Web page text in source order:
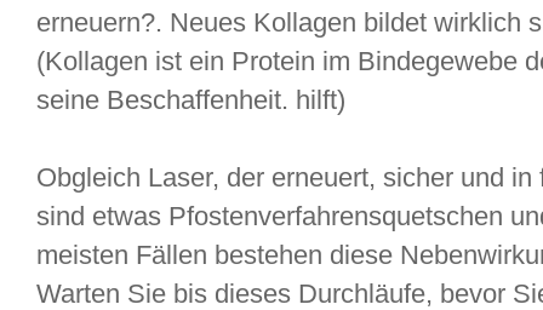
erneuern?. Neues Kollagen bildet wirklich
(Kollagen ist ein Protein im Bindegewebe
seine Beschaffenheit. hilft)
Obgleich Laser, der erneuert, sicher und
sind etwas Pfostenverfahrensquetschen
meisten Fällen bestehen diese
Warten Sie bis dieses Durchläufe, bevor